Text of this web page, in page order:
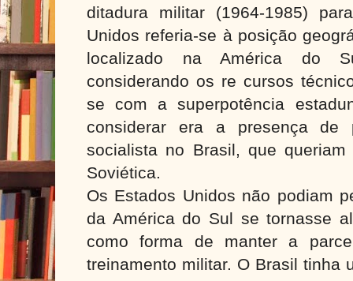
ditadura militar (1964-1985)
Unidos referia-se à posição
localizado na América do
considerando os re cursos
se com a superpotência
considerar era a presença de
socialista no Brasil, que
Soviética.
Os Estados Unidos não podiam
da América do Sul se tornasse
como forma de manter a
treinamento militar. O Brasil tinha